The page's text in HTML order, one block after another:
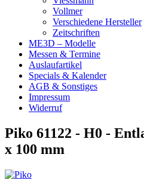
Vollmer
Verschiedene Hersteller
Zeitschriften
ME3D – Modelle
Messen & Termine
Auslaufartikel
Specials & Kalender
AGB & Sonstiges
Impressum
Widerruf
Piko 61122 - H0 -
x 100 mm